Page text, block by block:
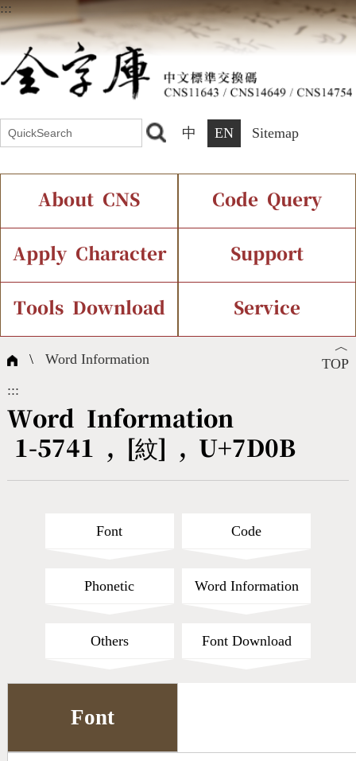
:::
中 EN Sitemap
About CNS
Introduction Current Status
Chinese Code Status
Terms
International Org.
Code Query
IDS Query
Components Query
Composite Query
Bopomofo Query
Cang-Jie Query
CNS Query
Apply Character
Application Process
Support
Font Instant Display
Character Creation
CNS Authorization
Tools Download
Character Create Tools
Fonts Download
Service
FAQ
Satisfaction Survey
︿
TOP
\Word Information
:::
Word Information
1-5741 , [紋] , U+7D0B
Font Code
Phonetic Word Information
Others Font Download
Font